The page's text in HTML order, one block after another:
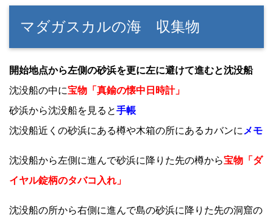
マダガスカルの海 収集物
開始地点から左側の砂浜を更に左に避けて進むと沈没船
沈没船の中に宝物「真鍮の懐中日時計」
砂浜から沈没船を見ると手帳
沈没船近くの砂浜にある樽や木箱の所にあるカバンに メモ
沈没船から左側に進んで砂浜に降りた先の樽から宝物「ダ
イヤル錠柄のタバコ入れ」
沈没船の所から右側に進んで島の砂浜に降りた先の洞窟の